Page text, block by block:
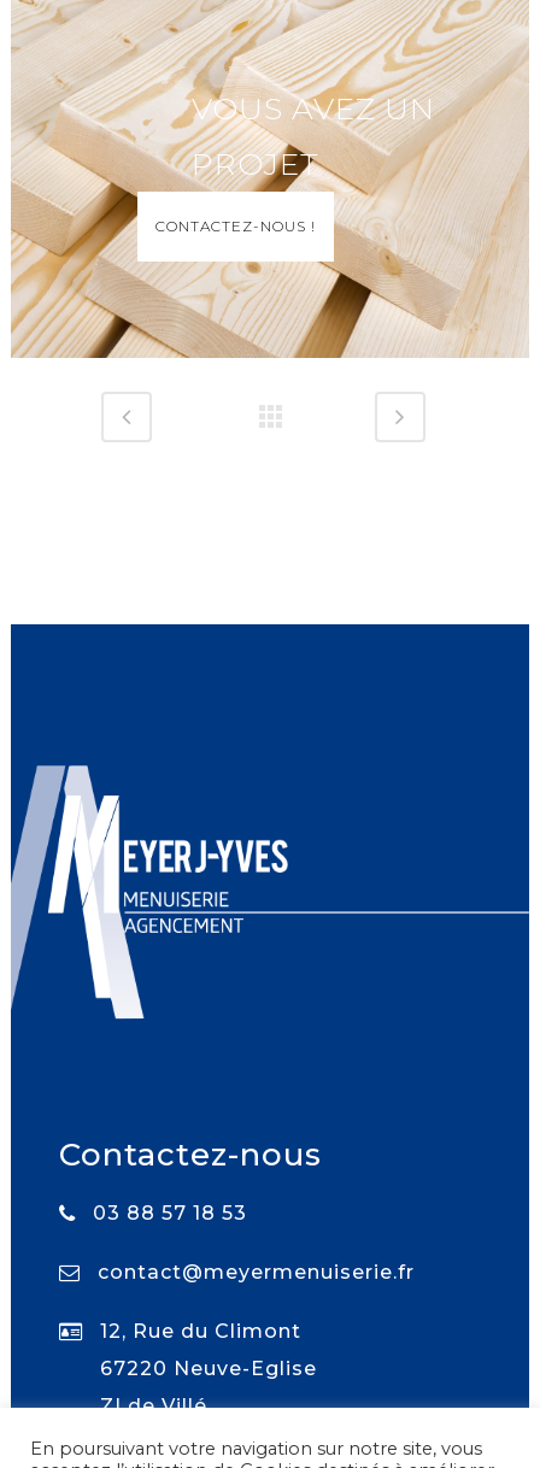
VOUS AVEZ UN
PROJET
CONTACTEZ-NOUS !
Contactez-nous
03 88 57 18 53
contact@meyermenuiserie.fr
12, Rue du Climont
67220 Neuve-Eglise
ZI de Villé
En poursuivant votre navigation sur notre site, vous